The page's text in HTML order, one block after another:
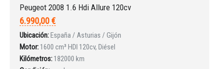
Peugeot 2008 1.6 Hdi Allure 120cv
6.990,00 €
Ubicación:España / Asturias / Gijón
Motor: 1600 cm³ HDI 120cv, Diésel
Kilómetros: 182000 km